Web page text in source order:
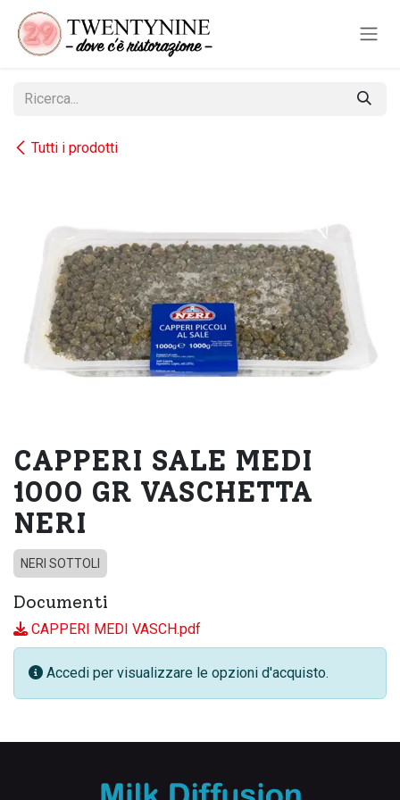
Passa al contenuto
Tutti i prodotti
CAPPERI SALE MEDI
1000 GR VASCHETTA
NERI
NERI SOTTOLI
Documenti
CAPPERI MEDI VASCH.pdf
Accedi per visualizzare le opzioni d'acquisto.